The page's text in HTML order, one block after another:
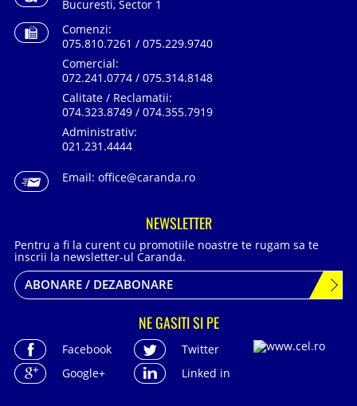
Bucuresti, Sector 1
Comenzi:
075.810.7261 / 075.229.9740
Comercial:
072.241.0774 / 075.314.8148
Calitate / Reclamatii:
074.323.8749 / 074.355.7919
Administrativ:
021.231.4444
Email: office@caranda.ro
NEWSLETTER
Pentru a fi la curent cu promotiile noastre te rugam sa te
inscrii la newsletter-ul Caranda.
ABONARE / DEZABONARE
NE GASITI SI PE
Facebook
Twitter
Google+
Linked in